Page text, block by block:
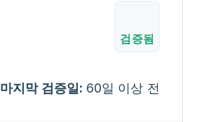
검증됨
마지막 검증일: 60일 이상 전